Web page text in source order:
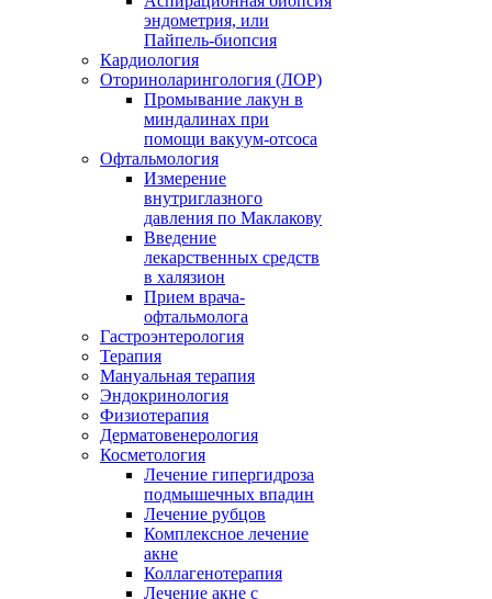
эндометрия, или
Пайпель-биопсия
Кардиология
Оториноларингология (ЛОР)
Промывание лакун в
миндалинах при
помощи вакуум-отсоса
Офтальмология
Измерение
внутриглазного
давления по Маклакову
Введение
лекарственных средств
в халязион
Прием врача-
офтальмолога
Гастроэнтерология
Терапия
Мануальная терапия
Эндокринология
Физиотерапия
Дерматовенерология
Косметология
Лечение гипергидроза
подмышечных впадин
Лечение рубцов
Комплексное лечение
акне
Коллагенотерапия
Лечение акне с